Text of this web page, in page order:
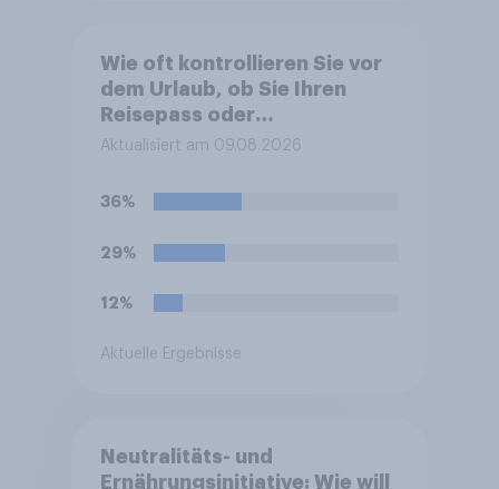
Wie oft kontrollieren Sie vor
dem Urlaub, ob Sie Ihren
Reisepass oder
Personalausweis eingepackt
Aktualisiert am 09.08.2026
36%
29%
12%
Aktuelle Ergebnisse
Neutralitäts- und
Ernährungsinitiative: Wie will